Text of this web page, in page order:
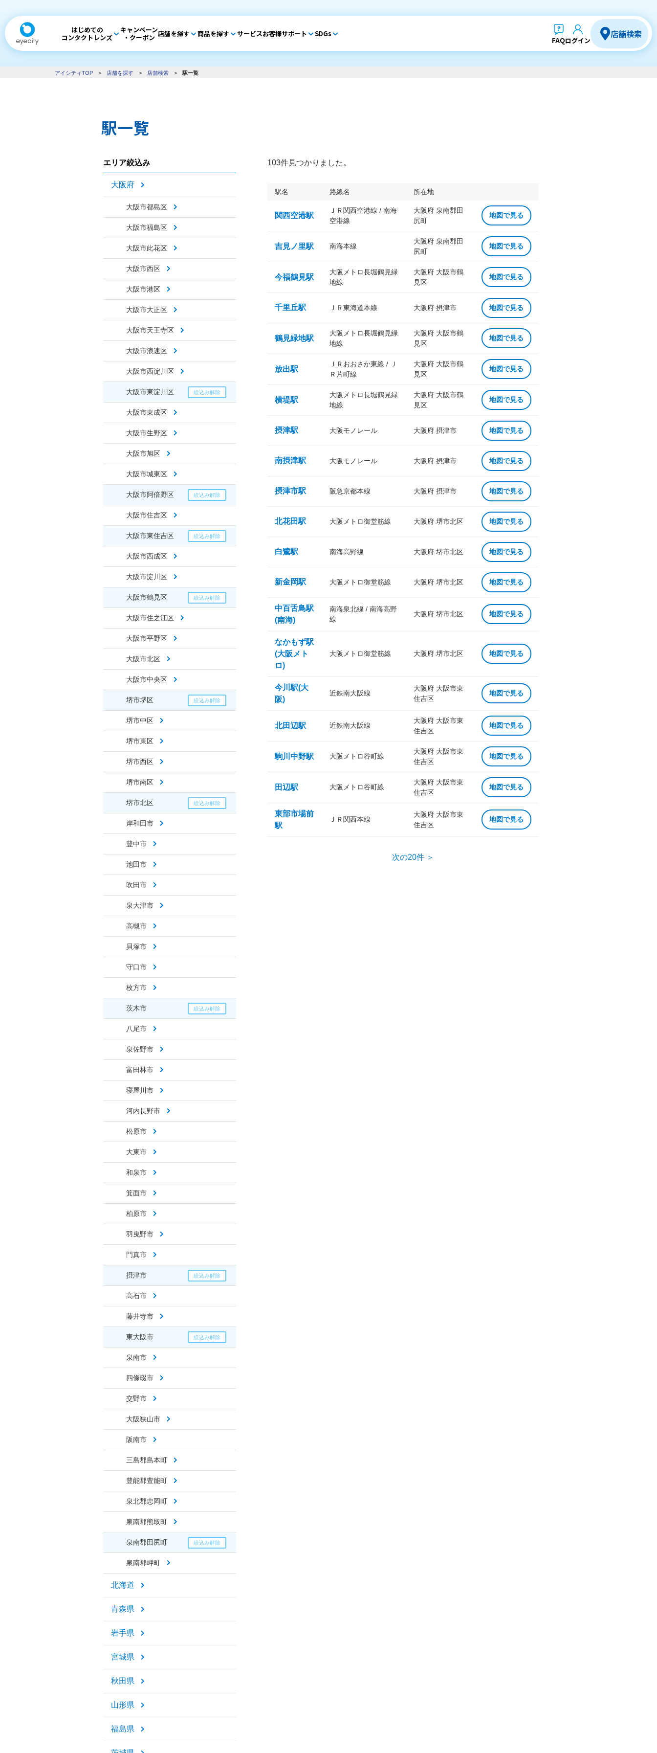
はじめての
コンタクトレンズ
キャンペーン
・クーポン 店舗を探す 商品を探す サービスお客様サポート SDGs
FAQログイン
店舗検索
アイシティTOP > 店舗を探す > 店舗検索 > 駅一覧
駅一覧
エリア絞込み
大阪府
大阪市都島区
大阪市福島区
大阪市此花区
大阪市西区
大阪市港区
大阪市大正区
大阪市天王寺区
大阪市浪速区
大阪市西淀川区
大阪市東淀川区
大阪市東成区
大阪市生野区
大阪市旭区
大阪市城東区
大阪市阿倍野区
大阪市住吉区
大阪市東住吉区
大阪市西成区
大阪市淀川区
大阪市鶴見区
大阪市住之江区
大阪市平野区
大阪市北区
大阪市中央区
堺市堺区
堺市中区
堺市東区
堺市西区
堺市南区
堺市北区
岸和田市
豊中市
池田市
吹田市
泉大津市
高槻市
貝塚市
守口市
枚方市
茨木市
八尾市
泉佐野市
富田林市
寝屋川市
河内長野市
松原市
大東市
和泉市
箕面市
柏原市
羽曳野市
門真市
摂津市
高石市
藤井寺市
東大阪市
泉南市
四條畷市
交野市
大阪狭山市
阪南市
三島郡島本町
豊能郡豊能町
泉北郡忠岡町
泉南郡熊取町
泉南郡田尻町
泉南郡岬町
北海道
青森県
岩手県
宮城県
秋田県
山形県
福島県
103件見つかりました。
駅名 路線名 所在地
関西空港駅
ＪＲ関西空港線 / 南海
空港線
大阪府 泉南郡田
尻町
地図で見る
吉見ノ里駅 南海本線
大阪府 泉南郡田
尻町
地図で見る
今福鶴見駅
大阪メトロ長堀鶴見緑
地線
大阪府 大阪市鶴
見区
地図で見る
千里丘駅 ＪＲ東海道本線 大阪府 摂津市 地図で見る
鶴見緑地駅
大阪メトロ長堀鶴見緑
地線
大阪府 大阪市鶴
見区
地図で見る
放出駅
ＪＲおおさか東線 / Ｊ
Ｒ片町線
大阪府 大阪市鶴
見区
地図で見る
横堤駅
大阪メトロ長堀鶴見緑
地線
大阪府 大阪市鶴
見区
地図で見る
摂津駅 大阪モノレール 大阪府 摂津市 地図で見る
南摂津駅 大阪モノレール 大阪府 摂津市 地図で見る
摂津市駅 阪急京都本線 大阪府 摂津市 地図で見る
北花田駅 大阪メトロ御堂筋線 大阪府 堺市北区 地図で見る
白鷺駅 南海高野線 大阪府 堺市北区 地図で見る
新金岡駅 大阪メトロ御堂筋線 大阪府 堺市北区 地図で見る
中百舌鳥駅
(南海)
南海泉北線 / 南海高野
線
大阪府 堺市北区 地図で見る
なかもず駅
(大阪メト
ロ)
大阪メトロ御堂筋線 大阪府 堺市北区 地図で見る
今川駅(大
阪)
近鉄南大阪線
大阪府 大阪市東
住吉区
地図で見る
北田辺駅 近鉄南大阪線
大阪府 大阪市東
住吉区
地図で見る
駒川中野駅 大阪メトロ谷町線
大阪府 大阪市東
住吉区
地図で見る
田辺駅 大阪メトロ谷町線
大阪府 大阪市東
住吉区
地図で見る
東部市場前
駅
ＪＲ関西本線
大阪府 大阪市東
住吉区
地図で見る
次の20件 ＞